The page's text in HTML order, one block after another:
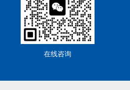
在线咨询